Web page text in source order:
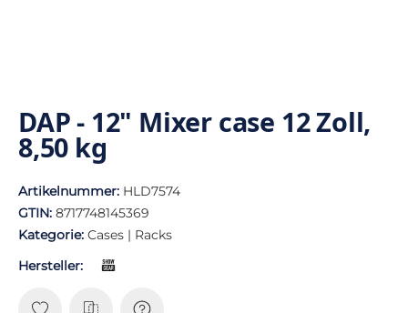
DAP - 12" Mixer case 12 Zoll,
8,50 kg
Artikelnummer: HLD7574
GTIN: 8717748145369
Kategorie: Cases | Racks
Hersteller: